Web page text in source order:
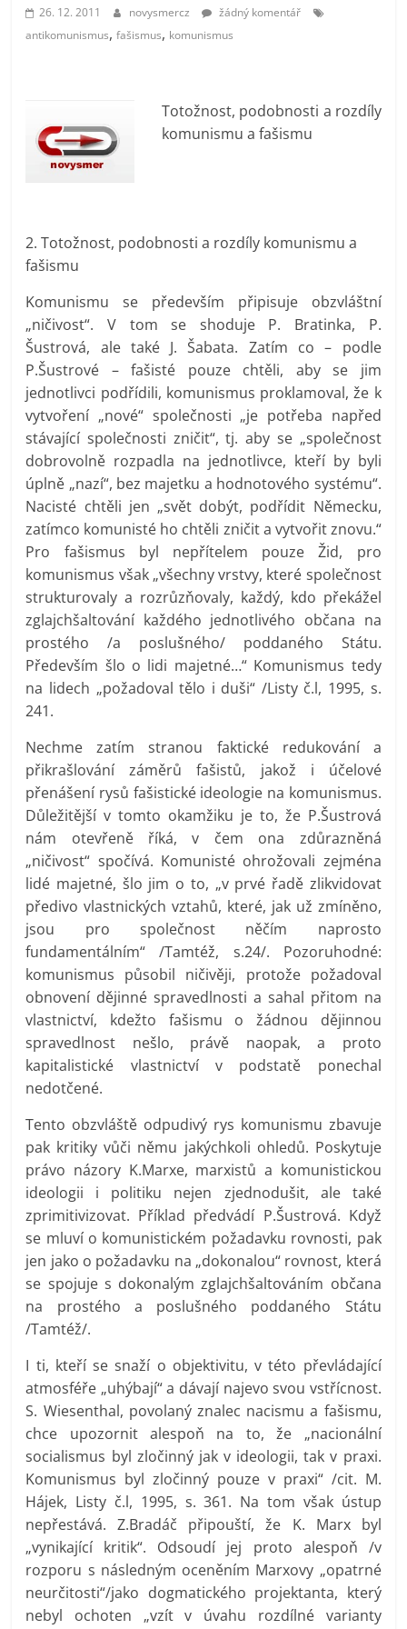
prospívá?
26. 12. 2011 novysmercz
žádný komentář
antikomunismus,fašismus, komunismus
Totožnost, podobnosti a rozdíly
komunismu a fašismu
2. Totožnost, podobnosti a rozdíly komunismu a
fašismu
Komunismu se především připisuje obzvláštní
„ničivost“. V tom se shoduje P. Bratinka, P.
Šustrová, ale také J. Šabata. Zatím co – podle
P.Šustrové – fašisté pouze chtěli, aby se jim
jednotlivci podřídili, komunismus proklamoval, že k
vytvoření „nové“ společnosti „je potřeba napřed
stávající společnosti zničit“, tj. aby se „společnost
dobrovolně rozpadla na jednotlivce, kteří by byli
úplně „nazí“, bez majetku a hodnotového systému“.
Nacisté chtěli jen „svět dobýt, podřídit Německu,
zatímco komunisté ho chtěli zničit a vytvořit znovu.“
Pro fašismus byl nepřítelem pouze Žid, pro
komunismus však „všechny vrstvy, které společnost
strukturovaly a rozrůzňovaly, každý, kdo překážel
zglajchšaltování každého jednotlivého občana na
prostého /a poslušného/ poddaného Státu.
Především šlo o lidi majetné…“ Komunismus tedy
na lidech „požadoval tělo i duši“ /Listy č.l, 1995, s.
241.
Nechme zatím stranou faktické redukování a
přikrašlování záměrů fašistů, jakož i účelové
přenášení rysů fašistické ideologie na komunismus.
Důležitější v tomto okamžiku je to, že P.Šustrová
nám otevřeně říká, v čem ona zdůrazněná
„ničivost“ spočívá. Komunisté ohrožovali zejména
lidé majetné, šlo jim o to, „v prvé řadě zlikvidovat
předivo vlastnických vztahů, které, jak už zmíněno,
jsou pro společnost něčím naprosto
fundamentálním“ /Tamtéž, s.24/. Pozoruhodné:
komunismus působil ničivěji, protože požadoval
obnovení dějinné spravedlnosti a sahal přitom na
vlastnictví, kdežto fašismu o žádnou dějinnou
spravedlnost nešlo, právě naopak, a proto
kapitalistické vlastnictví v podstatě ponechal
nedotčené.
Tento obzvláště odpudivý rys komunismu zbavuje
pak kritiky vůči němu jakýchkoli ohledů. Poskytuje
právo názory K.Marxe, marxistů a komunistickou
ideologii i politiku nejen zjednodušit, ale také
zprimitivizovat. Příklad předvádí P.Šustrová. Když
se mluví o komunistickém požadavku rovnosti, pak
jen jako o požadavku na „dokonalou“ rovnost, která
se spojuje s dokonalým zglajchšaltováním občana
na prostého a poslušného poddaného Státu
/Tamtéž/.
I ti, kteří se snaží o objektivitu, v této převládající
atmosféře „uhýbají“ a dávají najevo svou vstřícnost.
S. Wiesenthal, povolaný znalec nacismu a fašismu,
chce upozornit alespoň na to, že „nacionální
socialismus byl zločinný jak v ideologii, tak v praxi.
Komunismus byl zločinný pouze v praxi“ /cit. M.
Hájek, Listy č.l, 1995, s. 361. Na tom však ústup
nepřestává. Z.Bradáč připouští, že K. Marx byl
„vynikající kritik“. Odsoudí jej proto alespoň /v
rozporu s následným oceněním Marxovy „opatrné
neurčitosti“/jako dogmatického projektanta, který
nebyl ochoten „vzít v úvahu rozdílné varianty